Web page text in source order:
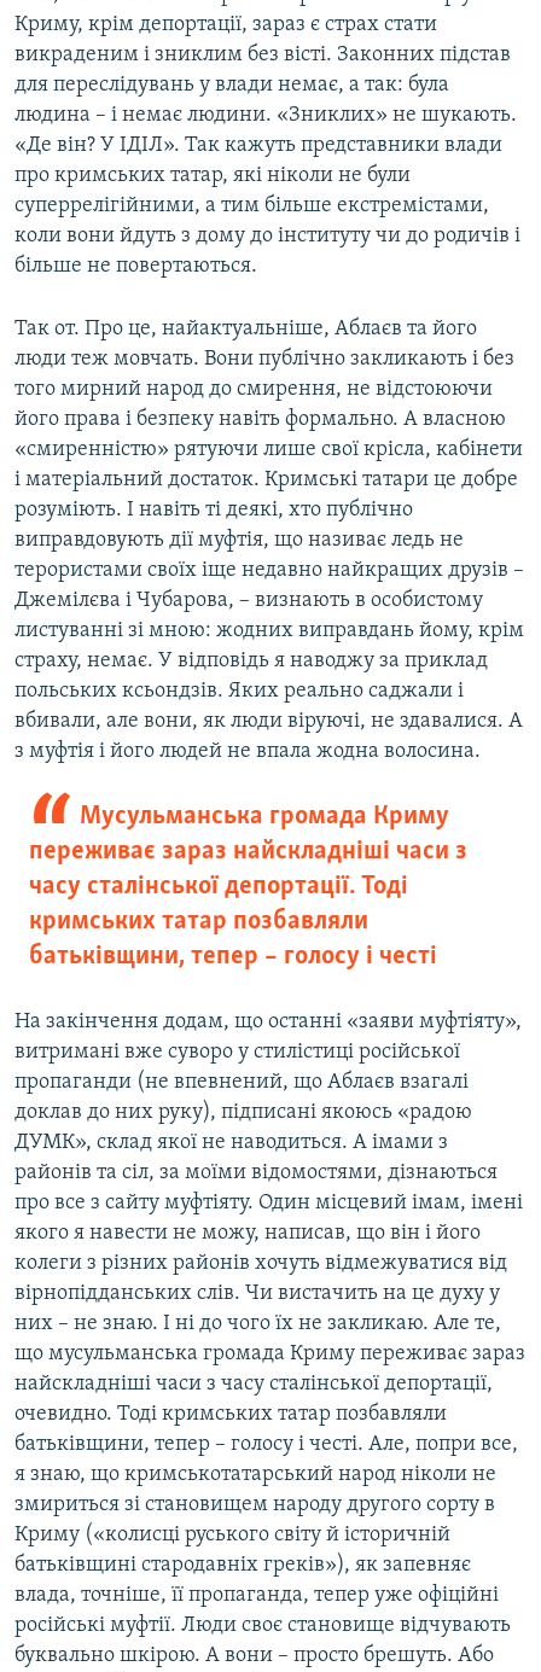
Криму, крім депортації, зараз є страх стати
викраденим і зниклим без вісті. Законних підстав
для переслідувань у влади немає, а так: була
людина – і немає людини. «Зниклих» не шукають.
«Де він? У ІДІЛ». Так кажуть представники влади
про кримських татар, які ніколи не були
суперрелігійними, а тим більше екстремістами,
коли вони йдуть з дому до інституту чи до родичів і
більше не повертаються.
Так от. Про це, найактуальніше, Аблаєв та його
люди теж мовчать. Вони публічно закликають і без
того мирний народ до смирення, не відстоюючи
його права і безпеку навіть формально. А власною
«смиренністю» рятуючи лише свої крісла, кабінети
і матеріальний достаток. Кримські татари це добре
розуміють. І навіть ті деякі, хто публічно
виправдовують дії муфтія, що називає ледь не
терористами своїх іще недавно найкращих друзів –
Джемілєва і Чубарова, – визнають в особистому
листуванні зі мною: жодних виправдань йому, крім
страху, немає. У відповідь я наводжу за приклад
польських ксьондзів. Яких реально саджали і
вбивали, але вони, як люди віруючі, не здавалися. А
з муфтія і його людей не впала жодна волосина.
Мусульманська громада Криму
переживає зараз найскладніші часи з
часу сталінської депортації. Тоді
кримських татар позбавляли
батьківщини, тепер – голосу і честі
На закінчення додам, що останні «заяви муфтіяту»,
витримані вже суворо у стилістиці російської
пропаганди (не впевнений, що Аблаєв взагалі
доклав до них руку), підписані якоюсь «радою
ДУМК», склад якої не наводиться. А імами з
районів та сіл, за моїми відомостями, дізнаються
про все з сайту муфтіяту. Один місцевий імам, імені
якого я навести не можу, написав, що він і його
колеги з різних районів хочуть відмежуватися від
вірнопідданських слів. Чи вистачить на це духу у
них – не знаю. І ні до чого їх не закликаю. Але те,
що мусульманська громада Криму переживає зараз
найскладніші часи з часу сталінської депортації,
очевидно. Тоді кримських татар позбавляли
батьківщини, тепер – голосу і честі. Але, попри все,
я знаю, що кримськотатарський народ ніколи не
змириться зі становищем народу другого сорту в
Криму («колисці руського світу й історичній
батьківщині стародавніх греків»), як запевняє
влада, точніше, її пропаганда, тепер уже офіційні
російські муфтії. Люди своє становище відчувають
буквально шкірою. А вони – просто брешуть. Або